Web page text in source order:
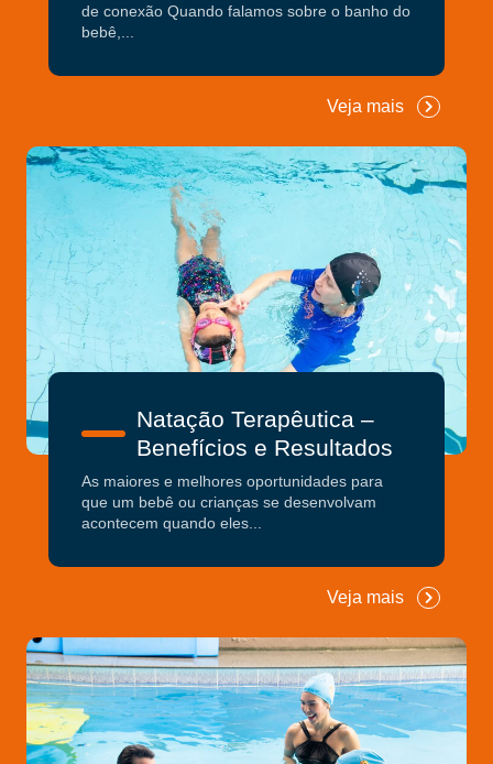
de conexão Quando falamos sobre o banho do
bebê,...
Veja mais
Natação Terapêutica –
Benefícios e Resultados
As maiores e melhores oportunidades para
que um bebê ou crianças se desenvolvam
acontecem quando eles...
Veja mais